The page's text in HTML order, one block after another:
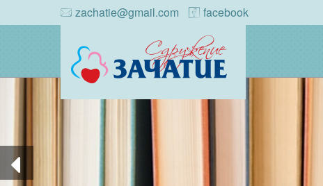
zachatie@gmail.com facebook